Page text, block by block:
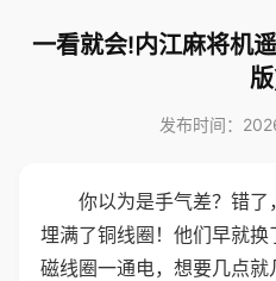
一看就会!内江麻将机
发布时间：
你以为是手气差？错
埋满了铜线圈！他们早就
磁线圈一通电，想要几点